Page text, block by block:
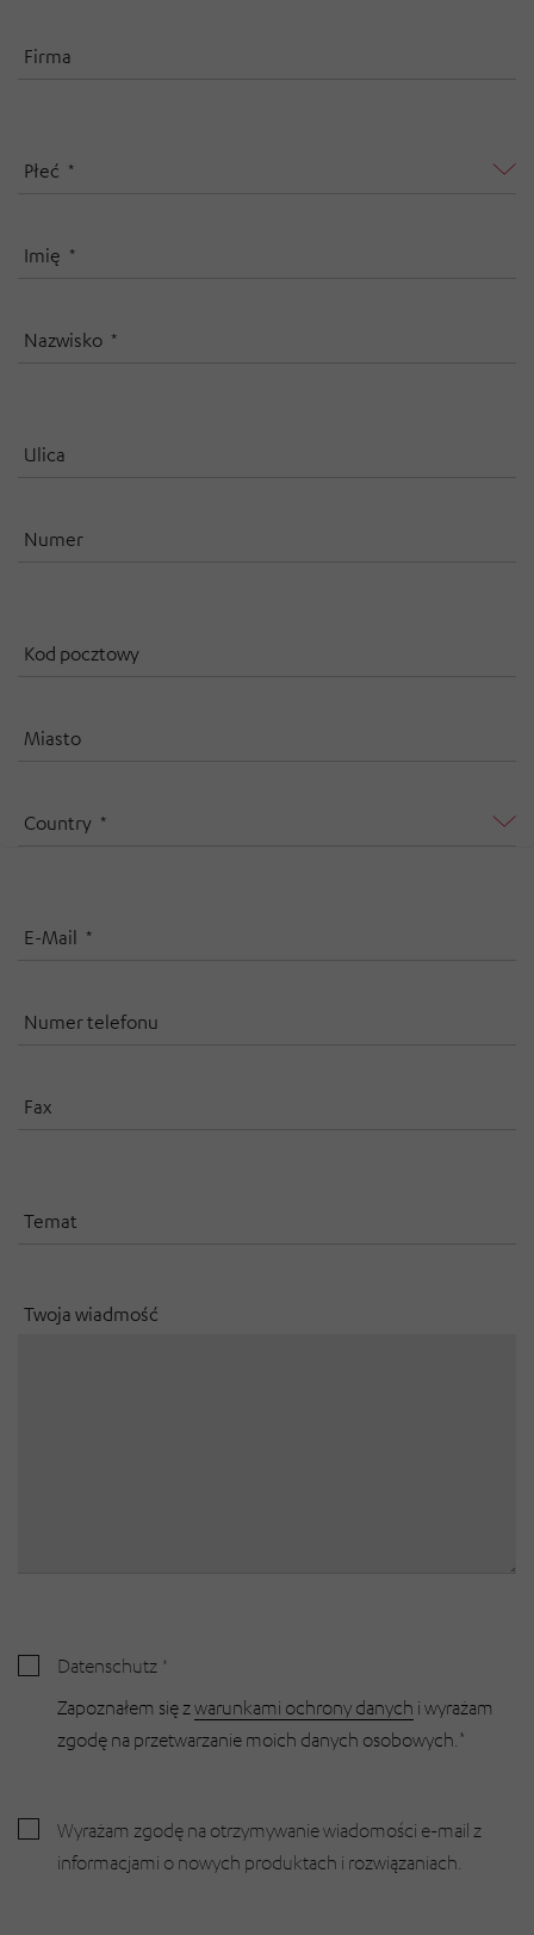
Firma
Płeć
Imię
Nazwisko
Ulica
Numer
Kod pocztowy
Miasto
Country
E-Mail
Numer telefonu
Fax
Temat
Twoja wiadmość
Datenschutz
Zapoznałem się zwarunkami ochrony danych i wyrażam
zgodę na przetwarzanie moich danych osobowych.*
Wyrażam zgodę na otrzymywanie wiadomości e-mail z
informacjami o nowych produktach i rozwiązaniach.